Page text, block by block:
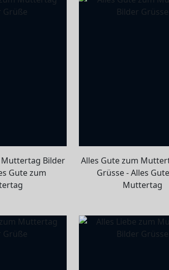
Bilder
Gute zum
Alles Gute zum
Grüsse - Alles
Muttertag